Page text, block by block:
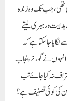
تھی ، جب تک وہ زندہ
و رہبری لیتے
جا سکتا ہے کہ
کی گئی تو انہوں نے گورنر پنجاب
نہ کیا جائے تب
کی کوئی تصنیف ہے ؟